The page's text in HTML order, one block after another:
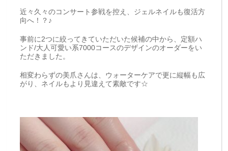
近々久々のコンサート参戦を控え、ジェルネイルも復活方
向へ！？♪
事前に2つに絞ってきていただいた候補の中から、定額ハ
ンド/大人可愛い系7000コースのデザインのオーダーをい
ただきました。
相変わらずの美爪さんは、ウォーターケアで更に縦幅も広
がり、ネイルもより見違えて素敵です☆